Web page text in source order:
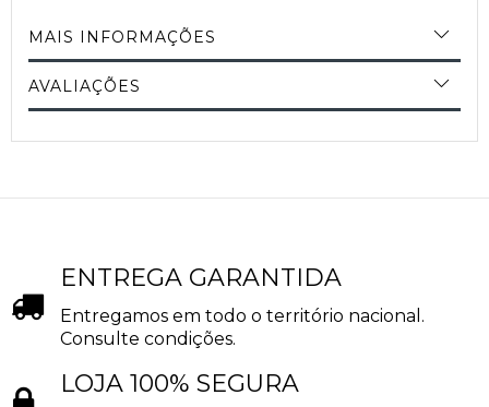
MAIS INFORMAÇÕES
AVALIAÇÕES
ENTREGA GARANTIDA
Entregamos em todo o território nacional.
Consulte condições.
LOJA 100% SEGURA